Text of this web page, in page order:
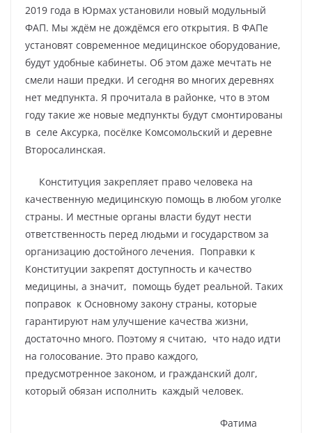
2019 года в Юрмах установили новый модульный
ФАП. Мы ждём не дождёмся его открытия. В ФАПе
установят современное медицинское оборудование,
будут удобные кабинеты. Об этом даже мечтать не
смели наши предки. И сегодня во многих деревнях
нет медпункта. Я прочитала в районке, что в этом
году такие же новые медпункты будут смонтированы
в селе Аксурка, посёлке Комсомольский и деревне
Второсалинская.
Конституция закрепляет право человека на
качественную медицинскую помощь в любом уголке
страны. И местные органы власти будут нести
ответственность перед людьми и государством за
организацию достойного лечения. Поправки к
Конституции закрепят доступность и качество
медицины, а значит, помощь будет реальной. Таких
поправок к Основному закону страны, которые
гарантируют нам улучшение качества жизни,
достаточно много. Поэтому я считаю, что надо идти
на голосование. Это право каждого,
предусмотренное законом, и гражданский долг,
который обязан исполнить каждый человек.
Фатима